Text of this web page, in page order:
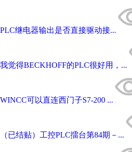
PLC继电器输出是否直接驱动接...
我觉得BECKHOFF的PLC很好用，...
WINCC可以直连西门子S7-200 ...
（已结贴）工控PLC擂台第84期－...